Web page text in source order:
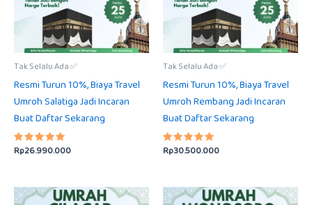
Tak Selalu Ada ✅
Resmi Turun 10%, Biaya Travel
Umroh Salatiga Jadi Incaran
Buat Daftar Sekarang
Dinilai
5.00
Rp26.990.000
Tak Selalu Ada ✅
Resmi Turun 10%, Biaya Travel
Umroh Rembang Jadi Incaran
Buat Daftar Sekarang
Dinilai
5.00
Rp30.500.000